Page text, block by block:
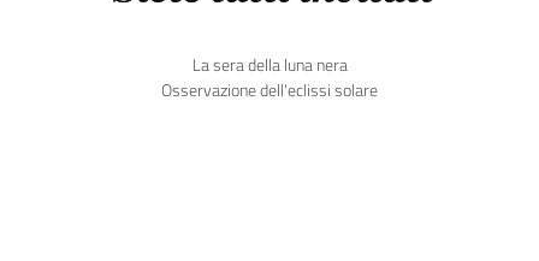
La sera della luna nera
Osservazione dell'eclissi solare